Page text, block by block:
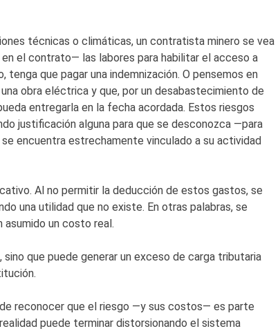
técnicas o climáticas, un contratista minero se vea
el contrato— las labores para habilitar el acceso a
que pagar una indemnización. O pensemos en
obra eléctrica y que, por un desabastecimiento de
entregarla en la fecha acordada. Estos riesgos
justificación alguna para que se desconozca —para
encuentra estrechamente vinculado a su actividad
Al no permitir la deducción de estos gastos, se
una utilidad que no existe. En otras palabras, se
asumido un costo real.
que puede generar un exceso de carga tributaria
reconocer que el riesgo —y sus costos— es parte
puede terminar distorsionando el sistema